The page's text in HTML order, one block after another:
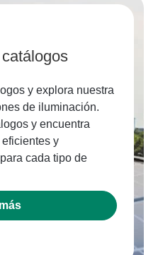
y explora nuestra
de iluminación.
y encuentra
y
cada tipo de